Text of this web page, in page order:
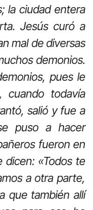
la ciudad entera
Jesús curó a
mal de diversas
demonios.
pues le
cuando todavía
salió y fue a
puso a hacer
fueron en
dicen: «Todos te
a otra parte,
que también allí